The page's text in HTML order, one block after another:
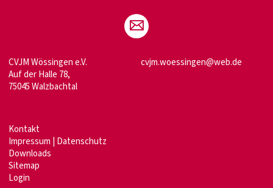
CVJM Wössingen e.V.
Auf der Halle 78,
75045 Walzbachtal
cvjm.woessingen@web.de
Kontakt
Impressum Datenschutz
Downloads
Sitemap
Login